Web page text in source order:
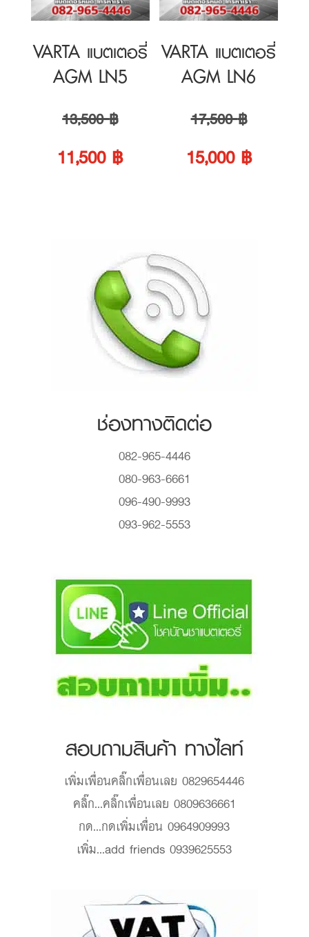
13,500฿Original
price
13,500 ฿.
11,500฿Current
11,500 ฿.
17,500฿Original
price
17,500 ฿.
15,000฿Current
15,000
ช่องทางติดต่อ
082-965-4446
093-962-5553
สอบถามสินค้า ทางไลท์
เพิ่มเพื่อนคลิ๊กเพื่อนเลย 0829654446
กดเพิ่มเพื่อน 0964909993
เพิ่ม...add friends 0939625553